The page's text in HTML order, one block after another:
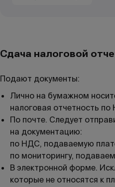
Сдача налоговой
Подают документы:
Лично на бумажном
налоговая отчетность
По почте. Следует
на документацию:
по НДС, подаваемую
по мониторингу,
В электронной форме.
которые не относятся к